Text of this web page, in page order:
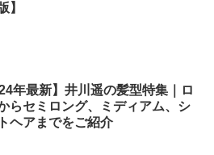
】
年最新】井川遥の髪型特集｜ロ
らセミロング、ミディアム、シ
ヘアまでをご紹介